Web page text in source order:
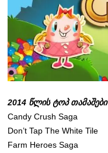
2014 წლის ტოპ თამაშები
Candy Crush Saga
Don’t Tap The White Tile
Farm Heroes Saga